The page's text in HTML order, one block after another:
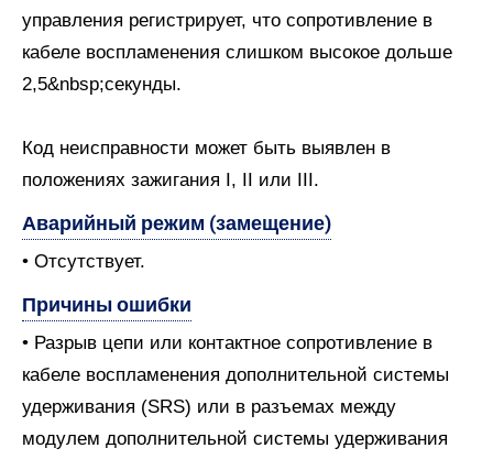
управления регистрирует, что сопротивление в
кабеле воспламенения слишком высокое дольше
2,5&nbsp;секунды.
Код неисправности может быть выявлен в
положениях зажигания I, II или III.
Аварийный режим (замещение)
• Отсутствует.
Причины ошибки
• Разрыв цепи или контактное сопротивление в
кабеле воспламенения дополнительной системы
удерживания (SRS) или в разъемах между
модулем дополнительной системы удерживания